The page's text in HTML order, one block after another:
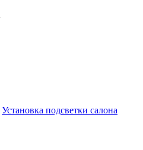
Установка подсветки салона